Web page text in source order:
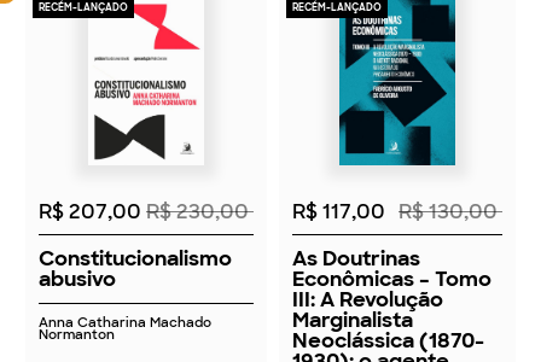
RECÉM-LANÇADO
2026
R$ 207,00 R$ 230,00
Constitucionalismo
abusivo
Anna Catharina Machado
Normanton
RECÉM-LANÇADO
2026
R$ 117,00 R$ 130,00
As Doutrinas
Econômicas – Tomo
III: A Revolução
Marginalista
Neoclássica (1870-